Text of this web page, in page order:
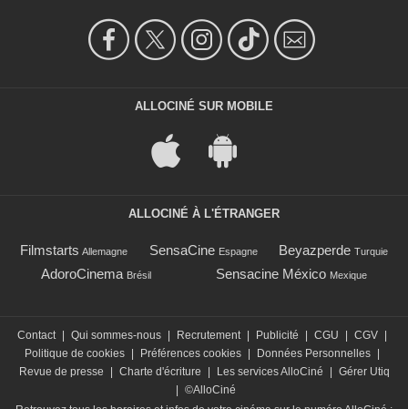
ALLOCINÉ SUR MOBILE
ALLOCINÉ À L'ÉTRANGER
Filmstarts Allemagne SensaCine Espagne Beyazperde Turquie
AdoroCinema Brésil Sensacine México Mexique
Contact Qui sommes-nous Recrutement Publicité CGU CGV
Politique de cookies
Préférences cookies Données Personnelles
Revue de presse
Charte d'écriture Les services AlloCiné
Gérer Utiq
©AlloCiné